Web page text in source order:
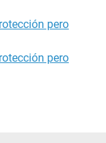
pero
pero